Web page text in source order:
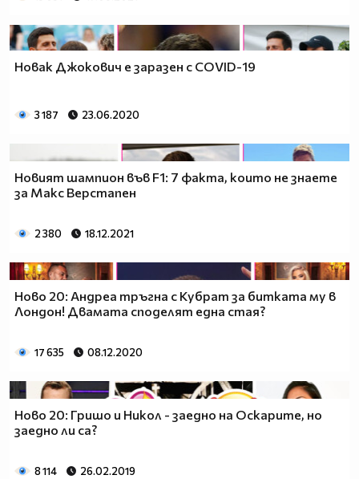
Новак Джокович е заразен с COVID-19
3 187 23.06.2020
Новият шампион във F1: 7 факта, които не знаете
за Макс Верстапен
2 380 18.12.2021
Ново 20: Андреа тръгна с Кубрат за битката му в
Лондон! Двамата споделят една стая?
17 635 08.12.2020
Ново 20: Гришо и Никол - заедно на Оскарите, но
заедно ли са?
8 114 26.02.2019